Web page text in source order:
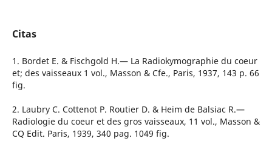
Citas
1. Bordet E. & Fischgold H.— La Radiokymographie du coeur
et; des vaisseaux 1 vol., Masson & Cfe., Paris, 1937, 143 p. 66
fig.
2. Laubry C. Cottenot P. Routier D. & Heim de Balsiac R.—
Radiologie du coeur et des gros vaisseaux, 11 vol., Masson &
CQ Edit. Paris, 1939, 340 pag. 1049 fig.